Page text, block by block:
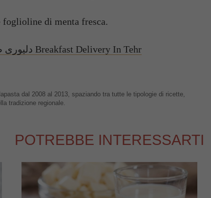
foglioline di menta fresca.
Nimroo – دلیوری صبحانه در تهران Breakfast Delivery In Tehr
dal 2008 al 2013, spaziando tra tutte le tipologie di ricette,
tradizione regionale.
POTREBBE INTERESSARTI